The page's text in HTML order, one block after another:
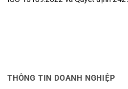
THÔNG TIN DOANH NGHIỆP